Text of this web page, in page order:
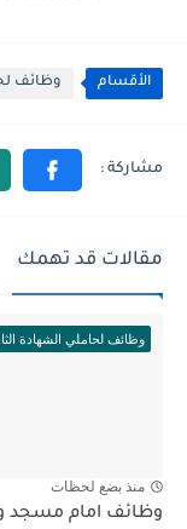
الأقسام وظائف
مقالات قد تهمك
وظائف لحاملي الشهادة
منذ بضع لحظات
وظائف امام مسجد